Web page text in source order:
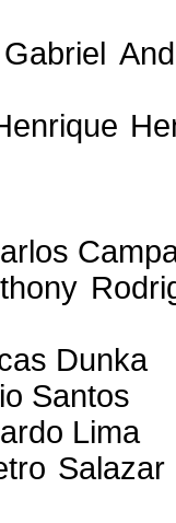
Dunka
Santos
Lima